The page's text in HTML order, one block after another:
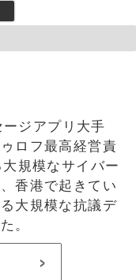
ジアプリ大手
ロフ最高経営責
規模なサイバー
香港で起きてい
大規模な抗議デ
。
>